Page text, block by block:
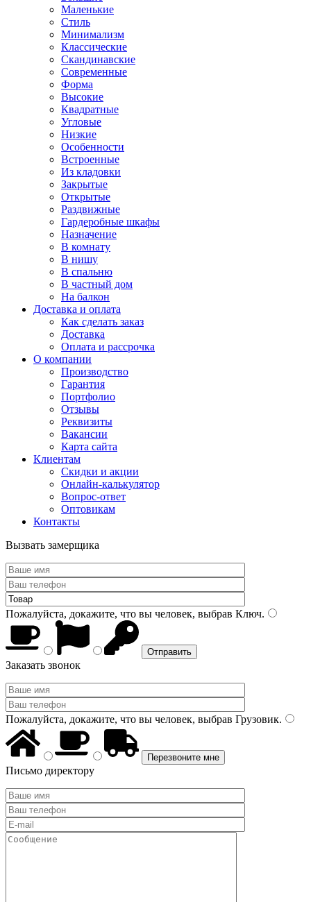
Маленькие
Стиль
Минимализм
Классические
Скандинавские
Современные
Форма
Высокие
Квадратные
Угловые
Низкие
Особенности
Встроенные
Из кладовки
Закрытые
Открытые
Раздвижные
Гардеробные шкафы
Назначение
В комнату
В нишу
В спальню
В частный дом
На балкон
Доставка и оплата
Как сделать заказ
Доставка
Оплата и рассрочка
О компании
Производство
Гарантия
Портфолио
Отзывы
Реквизиты
Вакансии
Карта сайта
Клиентам
Скидки и акции
Онлайн-калькулятор
Вопрос-ответ
Оптовикам
Контакты
Вызвать замерщика
Пожалуйста, докажите, что вы человек, выбрав Ключ.
Заказать звонок
Пожалуйста, докажите, что вы человек, выбрав Грузовик.
Письмо директору